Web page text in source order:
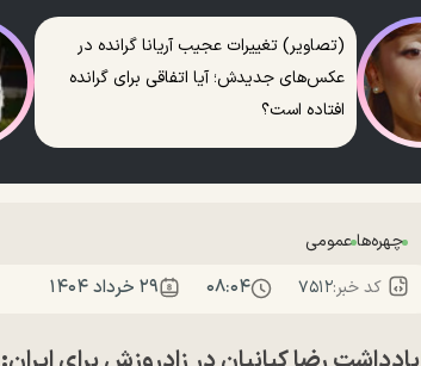
(تصاویر) تغییرات عجیب آریانا گرانده در
عکس‌های جدیدش؛ آیا اتفاقی برای گرانده
افتاده است؟
چهره‌هاعمومی
کد خبر:۷۵۱۲ ۰۸:۰۴ ۲۹ خرداد ۱۴۰۴